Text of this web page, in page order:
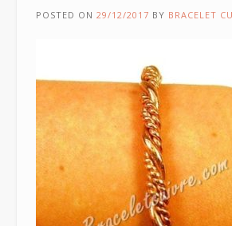
POSTED ON 29/12/2017 BY BRACELET